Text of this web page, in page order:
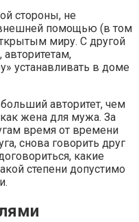
стороны, не
внешней помощью (в том
миру. С другой
устанавливать в доме
авторитет, чем
жена для мужа. За
время от времени
снова говорить друг
какие
степени допустимо